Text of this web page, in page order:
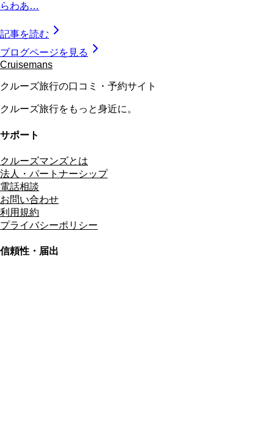
らわあ…
記事を読む
ブログページを見る
Cruisemans
クルーズ旅行の口コミ・予約サイト
クルーズ旅行をもっと身近に。
サポート
クルーズマンズとは
法人・パートナーシップ
電話相談
お問い合わせ
利用規約
プライバシーポリシー
信頼性・届出